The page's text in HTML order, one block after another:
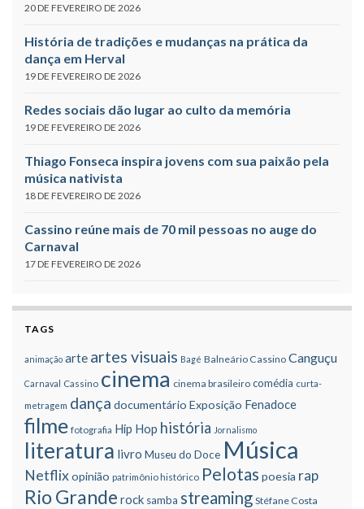
20 DE FEVEREIRO DE 2026
História de tradições e mudanças na prática da
dança em Herval
19 DE FEVEREIRO DE 2026
Redes sociais dão lugar ao culto da memória
19 DE FEVEREIRO DE 2026
Thiago Fonseca inspira jovens com sua paixão pela
música nativista
18 DE FEVEREIRO DE 2026
Cassino reúne mais de 70 mil pessoas no auge do
Carnaval
17 DE FEVEREIRO DE 2026
TAGS
animação arte artes visuais Bagé Balneário Cassino Canguçu
Carnaval Cassino cinema cinema brasileiro comédia curta-
metragem dança documentário Exposição Fenadoce
filme fotografia Hip Hop história Jornalismo
literatura livro Museu do Doce Música
Netflixopinião patrimônio histórico Pelotas poesia rap
Rio Grande rock samba streaming Stéfane Costa